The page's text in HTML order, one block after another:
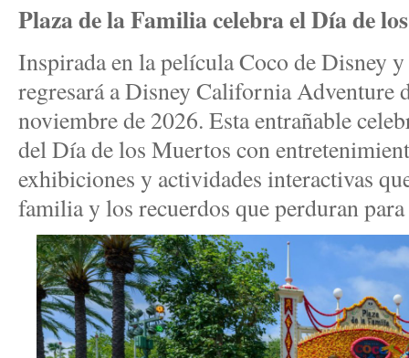
Plaza de la Familia celebra el Día de
Inspirada en la película Coco de Disney
regresará a Disney California Adventure
noviembre de 2026. Esta entrañable
del Día de los Muertos con
exhibiciones y actividades interactivas
familia y los recuerdos que perduran